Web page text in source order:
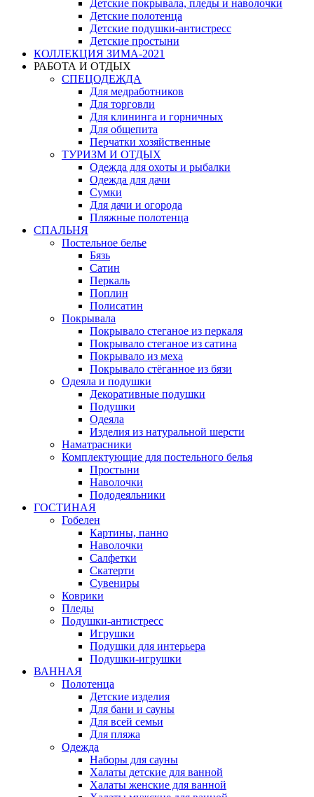
Детские покрывала, пледы и наволочки
Детские полотенца
Детские подушки-антистресс
Детские простыни
КОЛЛЕКЦИЯ ЗИМА-2021
РАБОТА И ОТДЫХ
СПЕЦОДЕЖДА
Для медработников
Для торговли
Для клининга и горничных
Для общепита
Перчатки хозяйственные
ТУРИЗМ И ОТДЫХ
Одежда для охоты и рыбалки
Одежда для дачи
Сумки
Для дачи и огорода
Пляжные полотенца
СПАЛЬНЯ
Постельное белье
Бязь
Сатин
Перкаль
Поплин
Полисатин
Покрывала
Покрывало стеганое из перкаля
Покрывало стеганое из сатина
Покрывало из меха
Покрывало стёганное из бязи
Одеяла и подушки
Декоративные подушки
Подушки
Одеяла
Изделия из натуральной шерсти
Наматраcники
Комплектующие для постельного белья
Простыни
Наволочки
Пододеяльники
ГОСТИНАЯ
Гобелен
Картины, панно
Наволочки
Салфетки
Скатерти
Сувениры
Коврики
Пледы
Подушки-антистресс
Игрушки
Подушки для интерьера
Подушки-игрушки
ВАННАЯ
Полотенца
Детские изделия
Для бани и сауны
Для всей семьи
Для пляжа
Одежда
Наборы для сауны
Халаты детские для ванной
Халаты женские для ванной